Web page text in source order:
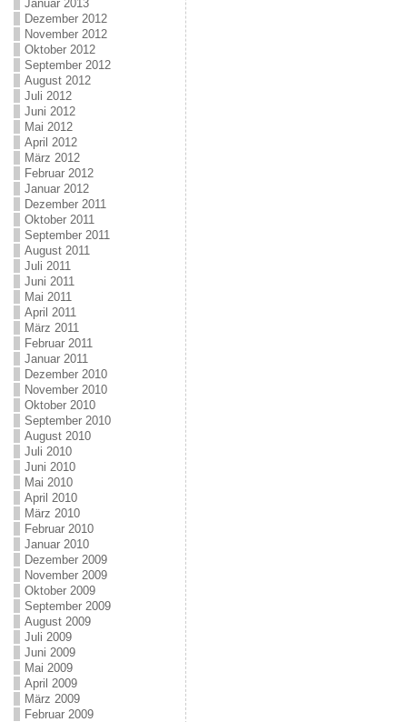
Januar 2013
Dezember 2012
November 2012
Oktober 2012
September 2012
August 2012
Juli 2012
Juni 2012
Mai 2012
April 2012
März 2012
Februar 2012
Januar 2012
Dezember 2011
Oktober 2011
September 2011
August 2011
Juli 2011
Juni 2011
Mai 2011
April 2011
März 2011
Februar 2011
Januar 2011
Dezember 2010
November 2010
Oktober 2010
September 2010
August 2010
Juli 2010
Juni 2010
Mai 2010
April 2010
März 2010
Februar 2010
Januar 2010
Dezember 2009
November 2009
Oktober 2009
September 2009
August 2009
Juli 2009
Juni 2009
Mai 2009
April 2009
März 2009
Februar 2009